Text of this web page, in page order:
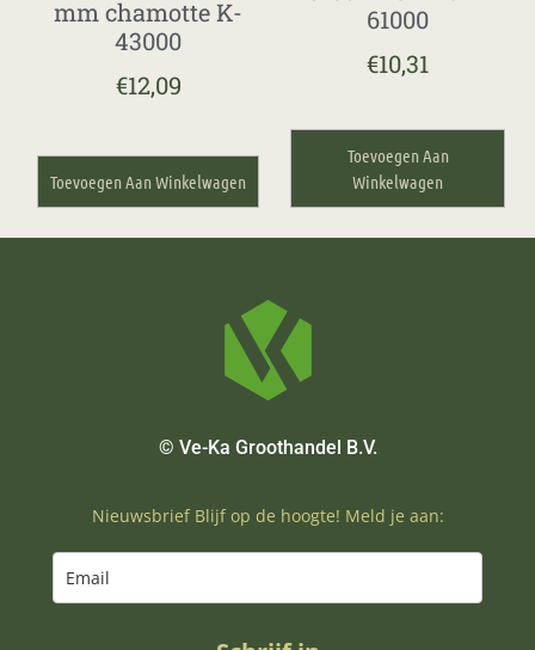
mm chamotte K-
43000
€12,09
Toevoegen Aan Winkelwagen
61000
€10,31
Toevoegen Aan
Winkelwagen
© Ve-Ka Groothandel B.V.
Nieuwsbrief Blijf op de hoogte! Meld je aan: